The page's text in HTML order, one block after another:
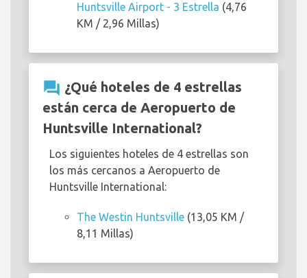
Huntsville Airport - 3 Estrella (4,76
KM / 2,96 Millas)
question_answer ¿Qué hoteles de 4 estrellas
están cerca de Aeropuerto de
Huntsville International?
Los siguientes hoteles de 4 estrellas son
los más cercanos a Aeropuerto de
Huntsville International:
The Westin Huntsville (13,05 KM /
8,11 Millas)